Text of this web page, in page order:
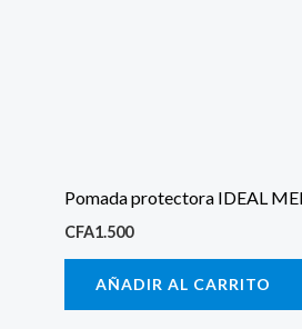
Pomada protectora IDEAL
CFA1.500
AÑADIR AL CARRITO